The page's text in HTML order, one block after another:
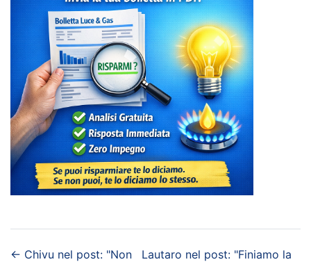
← Chivu nel post: "Non
Lautaro nel post: "Finiamo la